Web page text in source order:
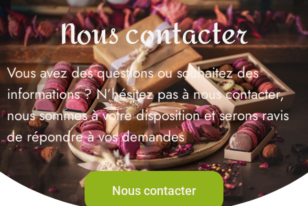
Nous contacter
Vous avez des questions ou souhaitez des
informations ? N’hésitez pas à nous contacter,
nous sommes à votre disposition et serons ravis
de répondre à vos demandes
Nous contacter